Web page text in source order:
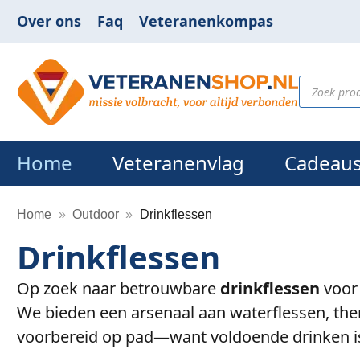
Over ons Faq Veteranenkompas
Home Veteranenvlag
Home » Outdoor » Drinkflessen
Drinkflessen
Op zoek naar betrouwbare drinkflessen
We bieden een arsenaal aan waterflessen,
voorbereid op pad—want voldoende drinken